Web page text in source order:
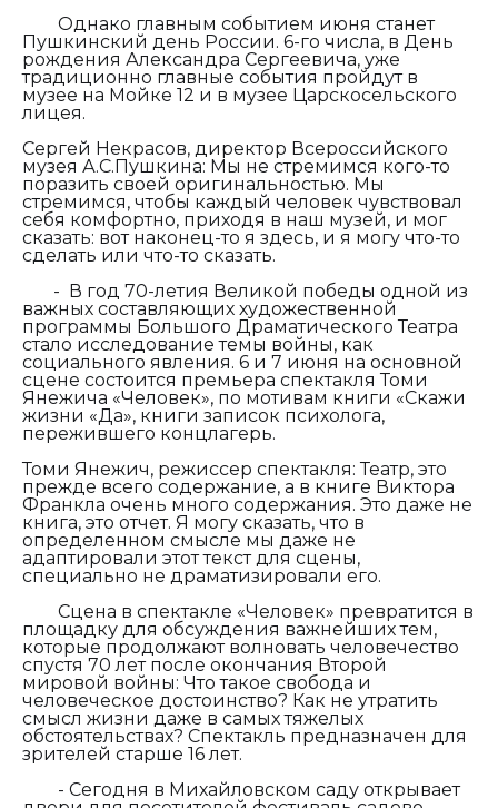
Однако главным событием июня станет
Пушкинский день России. 6-го числа, в День
рождения Александра Сергеевича, уже
традиционно главные события пройдут в
музее на Мойке 12 и в музее Царскосельского
лицея.
Сергей Некрасов, директор Всероссийского
музея А.С.Пушкина: Мы не стремимся кого-то
поразить своей оригинальностью. Мы
стремимся, чтобы каждый человек чувствовал
себя комфортно, приходя в наш музей, и мог
сказать: вот наконец-то я здесь, и я могу что-то
сделать или что-то сказать.
- В год 70-летия Великой победы одной из
важных составляющих художественной
программы Большого Драматического Театра
стало исследование темы войны, как
социального явления. 6 и 7 июня на основной
сцене состоится премьера спектакля Томи
Янежича «Человек», по мотивам книги «Скажи
жизни «Да», книги записок психолога,
пережившего концлагерь.
Томи Янежич, режиссер спектакля: Театр, это
прежде всего содержание, а в книге Виктора
Франкла очень много содержания. Это даже не
книга, это отчет. Я могу сказать, что в
определенном смысле мы даже не
адаптировали этот текст для сцены,
специально не драматизировали его.
Сцена в спектакле «Человек» превратится в
площадку для обсуждения важнейших тем,
которые продолжают волновать человечество
спустя 70 лет после окончания Второй
мировой войны: Что такое свобода и
человеческое достоинство? Как не утратить
смысл жизни даже в самых тяжелых
обстоятельствах? Спектакль предназначен для
зрителей старше 16 лет.
- Сегодня в Михайловском саду открывает